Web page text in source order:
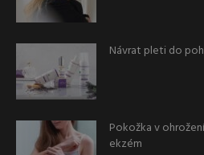
Návrat pleti do
Pokožka v
ekzém